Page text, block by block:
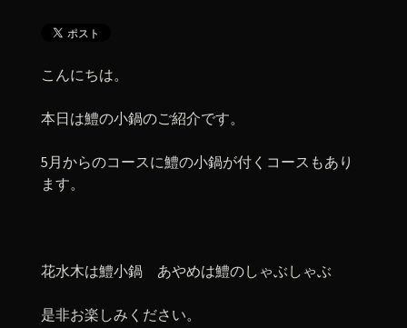
こんにちは。
本日は鱧の小鍋のご紹介です。
5月からのコースに鱧の小鍋が付くコースもあり
ます。
花水木は鱧小鍋 あやめは鱧のしゃぶしゃぶ
是非お楽しみください。